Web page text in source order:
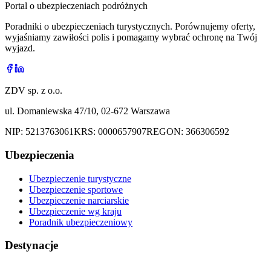
Portal o ubezpieczeniach podróżnych
Poradniki o ubezpieczeniach turystycznych. Porównujemy oferty,
wyjaśniamy zawiłości polis i pomagamy wybrać ochronę na Twój
wyjazd.
ZDV sp. z o.o.
ul. Domaniewska 47/10, 02-672 Warszawa
NIP: 5213763061KRS: 0000657907REGON: 366306592
Ubezpieczenia
Ubezpieczenie turystyczne
Ubezpieczenie sportowe
Ubezpieczenie narciarskie
Ubezpieczenie wg kraju
Poradnik ubezpieczeniowy
Destynacje